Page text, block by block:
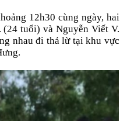
12h30 cùng ngày, hai
tuổi) và Nguyễn Viết V.
nhau đi thả lừ tại khu vực